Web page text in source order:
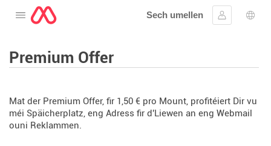
Oppen de Menü
Sech umellen
Umellen
Premium Offer
Mat der Premium Offer, fir 1,50 € pro Mount, profitéiert Dir vu
méi Späicherplatz, eng Adress fir d'Liewen an eng Webmail
ouni Reklammen.